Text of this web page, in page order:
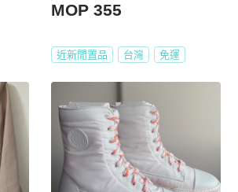
MOP 355
近新閒置品 台灣 免運